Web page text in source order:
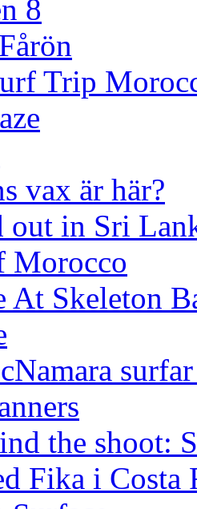
8
Trip
vax är här?
out in Sri
Morocco
At Skeleton
the shoot:
Fika i Costa